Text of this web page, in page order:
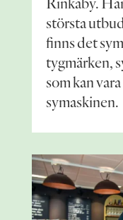
största
finns det
tygmärken,
som kan
symaskinen.